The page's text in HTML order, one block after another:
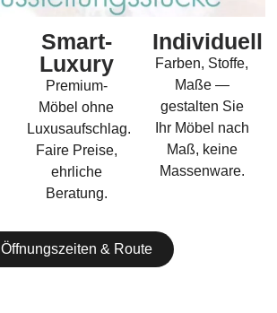
Smart-
Luxury
Premium-
Möbel ohne
Luxusaufschlag.
Faire Preise,
ehrliche
Beratung.
Individuell
Farben, Stoffe,
Maße —
gestalten Sie
Ihr Möbel nach
Maß, keine
Massenware.
Öffnungszeiten & Route